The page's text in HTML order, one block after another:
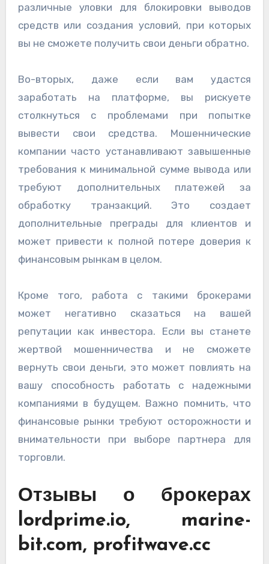
различные уловки для блокировки выводов
средств или создания условий, при которых
вы не сможете получить свои деньги обратно.
Во-вторых, даже если вам удастся
заработать на платформе, вы рискуете
столкнуться с проблемами при попытке
вывести свои средства. Мошеннические
компании часто устанавливают завышенные
требования к минимальной сумме вывода или
требуют дополнительных платежей за
обработку транзакций. Это создает
дополнительные преграды для клиентов и
может привести к полной потере доверия к
финансовым рынкам в целом.
Кроме того, работа с такими брокерами
может негативно сказаться на вашей
репутации как инвестора. Если вы станете
жертвой мошенничества и не сможете
вернуть свои деньги, это может повлиять на
вашу способность работать с надежными
компаниями в будущем. Важно помнить, что
финансовые рынки требуют осторожности и
внимательности при выборе партнера для
торговли.
Отзывы о брокерах
lordprime.io, marine-
bit.com, profitwave.cc